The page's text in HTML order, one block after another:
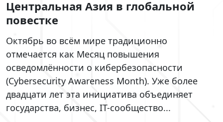
Центральная Азия в глобальной
повестке
Октябрь во всём мире традиционно
отмечается как Месяц повышения
осведомлённости о кибербезопасности
(Cybersecurity Awareness Month). Уже более
двадцати лет эта инициатива объединяет
государства, бизнес, IT-сообщество...